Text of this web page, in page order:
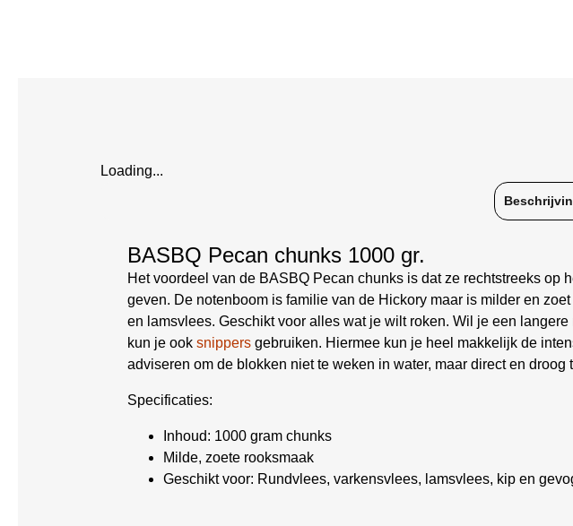
Loading...
BASBQ Pecan chunks 1000 gr.
Het voordeel van de BASBQ Pecan chunks is dat ze rechtstreeks
geven. De notenboom is familie van de Hickory maar is milder en
en lamsvlees. Geschikt voor alles wat je wilt roken. Wil je een
kun je ook snippers gebruiken. Hiermee kun je heel makkelijk de
adviseren om de blokken niet te weken in water, maar direct en droog
Specificaties:
Inhoud: 1000 gram chunks
Milde, zoete rooksmaak
Geschikt voor: Rundvlees, varkensvlees, lamsvlees, kip en